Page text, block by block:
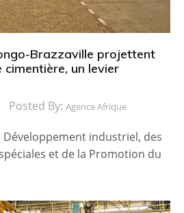
Brazzaville projettent
un levier
Posted By: Agence Afrique
industriel, des
et de la Promotion du